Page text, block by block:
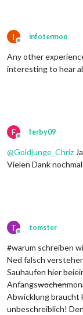
I
Offline
infotermoo
Any other
interesting to hear
F
Offline
ferby09
@Goldjunge_Chriz
Vielen Dank
T
Offline
tomster
#warum schreiben
Ned falsch
Sauhaufen hier
Anfangswochen
Abwicklung braucht
unbeschreiblich!